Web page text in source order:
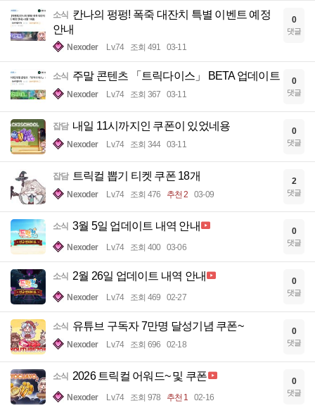
소식
칸나의 펑펑! 폭죽 대잔치 특별 이벤트 예정
안내
Nexoder Lv.74 조회 491 03-11
0
댓글
소식 주말 콘텐츠 「트릭다이스」 BETA 업데이트
Nexoder Lv.74 조회 367 03-11
0
댓글
잡담 내일 11시까지인 쿠폰이 있었네용
Nexoder Lv.74 조회 344 03-11
0
댓글
잡담 트릭컬 뽑기 티켓 쿠폰 18개
Nexoder Lv.74 조회 476 추천 2 03-09
2
댓글
소식 3월 5일 업데이트 내역 안내
Nexoder Lv.74 조회 400 03-06
0
댓글
소식 2월 26일 업데이트 내역 안내
Nexoder Lv.74 조회 469 02-27
0
댓글
소식 유튜브 구독자 7만명 달성기념 쿠폰~
Nexoder Lv.74 조회 696 02-18
0
댓글
소식 2026 트릭컬 어워드~ 및 쿠폰
Nexoder Lv.74 조회 978 추천 1 02-16
0
댓글